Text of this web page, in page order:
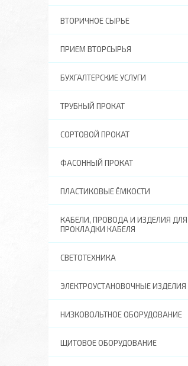
ВТОРИЧНОЕ СЫРЬЕ
ПРИЕМ ВТОРСЫРЬЯ
БУХГАЛТЕРСКИЕ УСЛУГИ
ТРУБНЫЙ ПРОКАТ
СОРТОВОЙ ПРОКАТ
ФАСОННЫЙ ПРОКАТ
ПЛАСТИКОВЫЕ ЁМКОСТИ
КАБЕЛИ, ПРОВОДА И ИЗДЕЛИЯ ДЛЯ
ПРОКЛАДКИ КАБЕЛЯ
СВЕТОТЕХНИКА
ЭЛЕКТРОУСТАНОВОЧНЫЕ ИЗДЕЛИЯ
НИЗКОВОЛЬТНОЕ ОБОРУДОВАНИЕ
ЩИТОВОЕ ОБОРУДОВАНИЕ